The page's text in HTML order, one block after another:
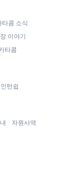
타콤 소식
이야기
타콤
턴쉽
자원사역